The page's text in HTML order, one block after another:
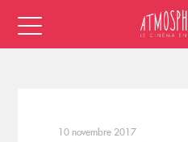
10 novembre 2017